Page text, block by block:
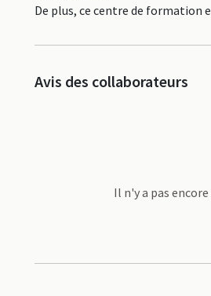
De plus, ce centre de
Avis des collaborateurs
Il n'y a pas